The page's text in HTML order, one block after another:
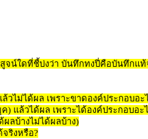
จน์ใดที่ชี้บ่งว่า บันทึกทงปี่คือบันทึกแท้
ไม่ได้ผล เพราะขาดองค์ประกอบอะ
แล้วได้ผล เพราะได้องค์ประกอบอะ
ผลบ้างไม่ได้ผลบ้าง)
ริงหรือ?